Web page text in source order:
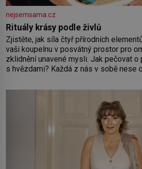
nejsemsama.cz
Rituály krásy podle živlů
Zjistěte, jak síla čtyř přírodních
vaši koupelnu v posvátný prostor pro
zklidnění unavené mysli. Jak pečovat o
s hvězdami? Každá z nás v sobě nese
pokožky. Ohnivá znamení Ženy